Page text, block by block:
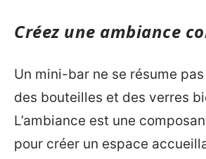
Créez une ambiance
Un mini-bar ne se résume
des bouteilles et des verres
L’ambiance est une
pour créer un espace